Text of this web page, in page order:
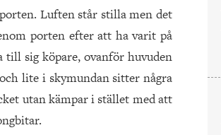
Luften står stilla men det
porten efter att ha varit på
till sig köpare, ovanför huvuden
lite i skymundan sitter några
utan kämpar i stället med att